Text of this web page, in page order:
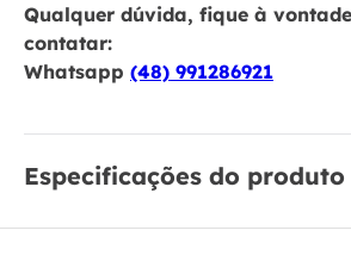
Qualquer dúvida, fique à
contatar:
Whatsapp (48) 991286921
Especificações do produto